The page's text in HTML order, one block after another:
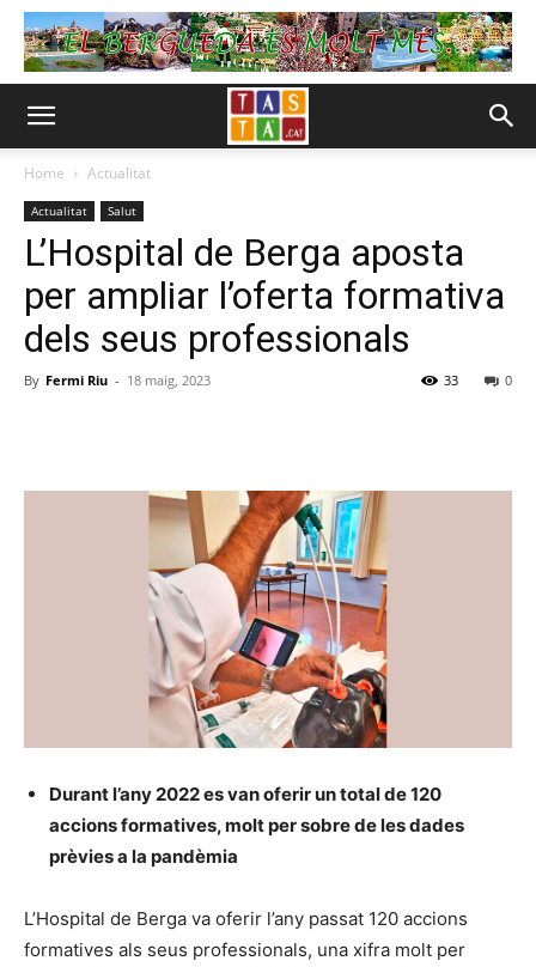
Home Actualitat
Actualitat Salut
L’Hospital de Berga aposta
per ampliar l’oferta formativa
dels seus professionals
By Fermi Riu - 18 maig, 2023 0
33
Durant l’any 2022 es van oferir un total de 120
accions formatives, molt per sobre de les dades
prèvies a la pandèmia
L’Hospital de Berga va oferir l’any passat 120 accions
formatives als seus professionals, una xifra molt per